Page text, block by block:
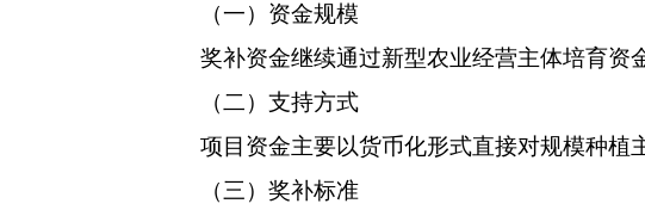
（一）资金规模
奖补资金继续通过新型农业经营主体培育资金
（二）支持方式
项目资金主要以货币化形式直接对规模种植主
（三）奖补标准